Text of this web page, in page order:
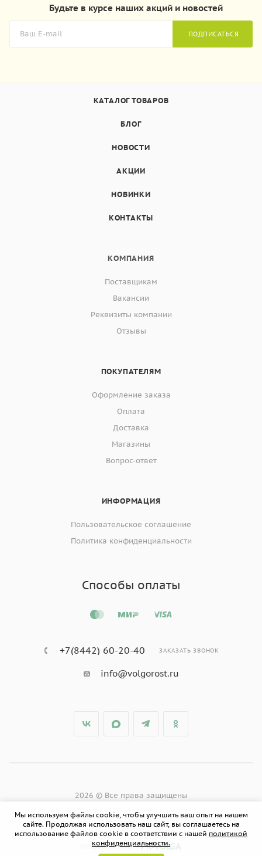
Будьте в курсе наших акций и новостей
ПОДПИСАТЬСЯ
КАТАЛОГ ТОВАРОВ
БЛОГ
НОВОСТИ
АКЦИИ
НОВИНКИ
КОНТАКТЫ
КОМПАНИЯ
Поставщикам
Вакансии
Реквизиты компании
Отзывы
ПОКУПАТЕЛЯМ
Оформление заказа
Оплата
Доставка
Магазины
Вопрос-ответ
ИНФОРМАЦИЯ
Пользовательское соглашение
Политика конфиденциальности
Способы оплаты
+7(8442) 60-20-40 ЗАКАЗАТЬ ЗВОНОК
info@volgorost.ru
2026 © Все права защищены
Разработано в PR-VOLGA
Мы используем файлы cookie, чтобы улучшить ваш опыт на нашем
сайте. Продолжая использовать наш сайт, вы соглашаетесь на
использование файлов cookie в соответствии с нашей политикой
конфиденциальности.